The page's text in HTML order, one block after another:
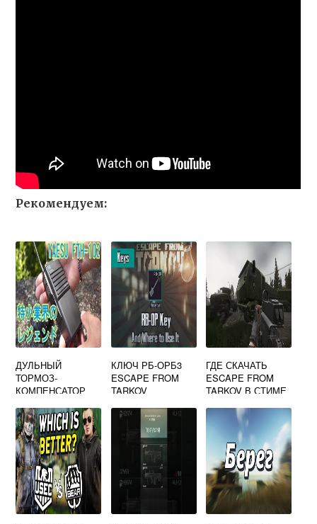
Рекомендуем:
ДУЛЬНЫЙ
ТОРМОЗ-
КОМПЕНСАТОР
ДЛЯ АК-102 (6П44
0-20) ESCAPE
FROM TARKOV
КЛЮЧ РБ-ОРБ3
ESCAPE FROM
TARKOV
ГДЕ СКАЧАТЬ
ESCAPE FROM
TARKOV В СТИМЕ